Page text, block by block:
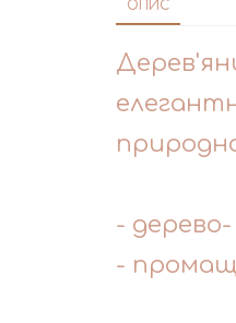
ОПИС
- дерево-
-